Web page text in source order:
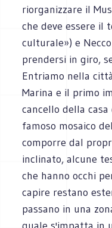
riorganizzare il
che deve essere il
culturale») e
prendersi in giro,
Entriamo nella
Marina e il primo
cancello della
famoso mosaico
comporre dal
inclinato, alcune
che hanno occhi
capire restano
passano in una